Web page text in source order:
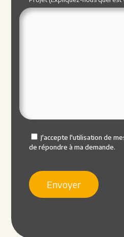
J'accepte l'utilisation de
de répondre à ma demande.